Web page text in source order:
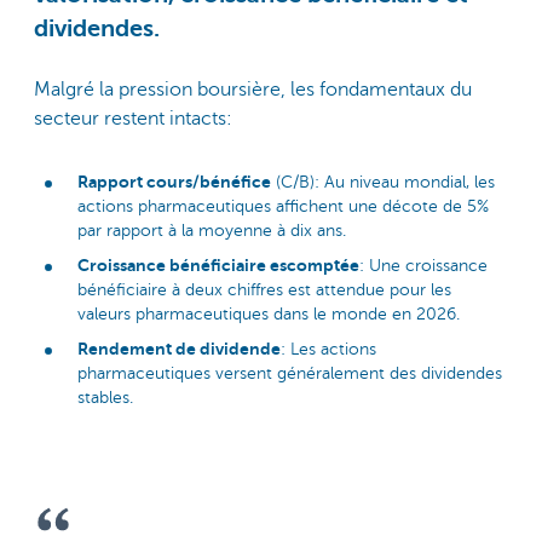
dividendes.
Malgré la pression boursière, les fondamentaux du
secteur restent intacts:
Rapport cours/bénéfice (C/B): Au niveau mondial, les
actions pharmaceutiques affichent une décote de 5%
par rapport à la moyenne à dix ans.
Croissance bénéficiaire escomptée: Une croissance
bénéficiaire à deux chiffres est attendue pour les
valeurs pharmaceutiques dans le monde en 2026.
Rendement de dividende: Les actions
pharmaceutiques versent généralement des dividendes
stables.